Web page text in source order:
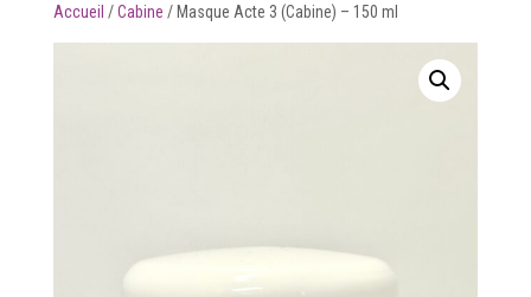
Accueil /Cabine / Masque Acte 3 (Cabine) – 150 ml